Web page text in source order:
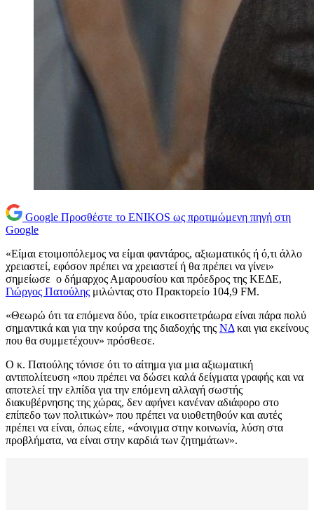
Google Προσθέστε το ENIKOS ως προτιμώμενη πηγή στη
Google
«Είμαι ετοιμοπόλεμος να είμαι φαντάρος, αξιωματικός ή ό,τι άλλο
χρειαστεί, εφόσον πρέπει να χρειαστεί ή θα πρέπει να γίνει»
σημείωσε ο δήμαρχος Αμαρουσίου και πρόεδρος της ΚΕΔΕ,
Γιώργος Πατούλης μιλώντας στο Πρακτορείο 104,9 FM.
«Θεωρώ ότι τα επόμενα δύο, τρία εικοσιτετράωρα είναι πάρα πολύ
σημαντικά και για την κούρσα της διαδοχής της ΝΔκαι για εκείνους
που θα συμμετέχουν» πρόσθεσε.
Ο κ. Πατούλης τόνισε ότι το αίτημα για μια αξιωματική
αντιπολίτευση «που πρέπει να δώσει καλά δείγματα γραφής και να
αποτελεί την ελπίδα για την επόμενη αλλαγή σωστής
διακυβέρνησης της χώρας, δεν αφήνει κανέναν αδιάφορο στο
επίπεδο των πολιτικών» που πρέπει να υιοθετηθούν και αυτές
πρέπει να είναι, όπως είπε, «άνοιγμα στην κοινωνία, λύση στα
προβλήματα, να είναι στην καρδιά των ζητημάτων».